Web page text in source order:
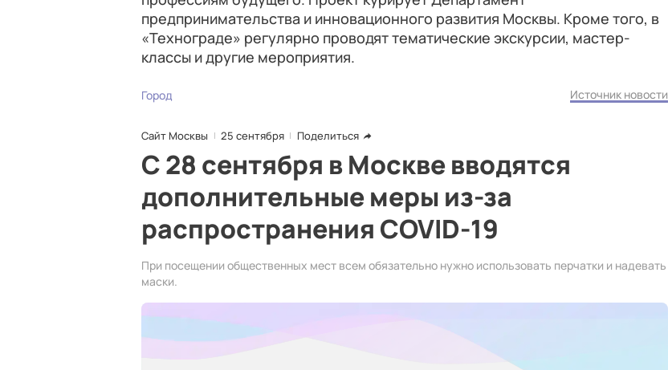
предпринимательства и инновационного развития Москвы. Кроме того, в
«Технограде» регулярно проводят тематические экскурсии, мастер-
классы и другие мероприятия.
Город Источник новости
Сайт Москвы 25 сентября Поделиться
С 28 сентября в Москве вводятся
дополнительные меры из-за
распространения COVID-19
При посещении общественных мест всем обязательно нужно использовать перчатки и надевать
маски.